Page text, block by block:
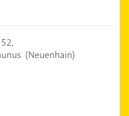
(Neuenhain)